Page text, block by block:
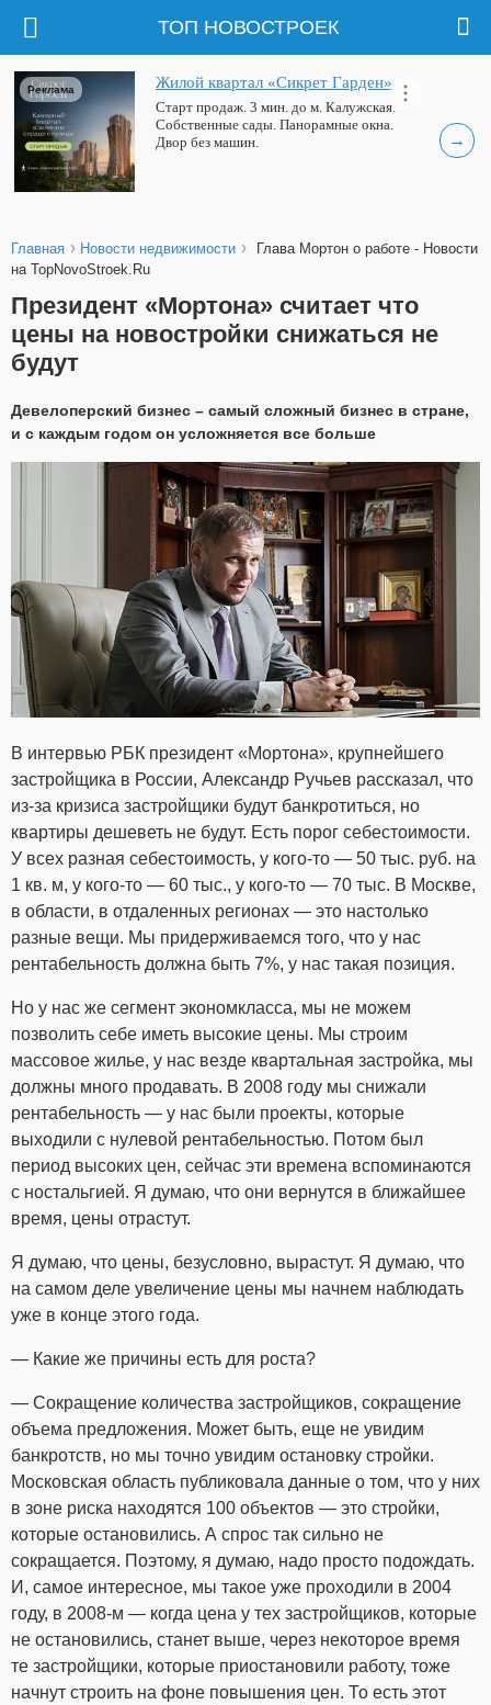
ТОП НОВОСТРОЕК
→
Жилой квартал «Сикрет Гарден»
Старт продаж. 3 мин. до м. Калужская.
Собственные сады. Панорамные окна.
Двор без машин.
Реклама
Главная › Новости недвижимости ›
Глава Мортон о работе - Новости
на TopNovoStroek.Ru
Президент «Мортона» считает что
цены на новостройки снижаться не
будут
Девелоперский бизнес – самый сложный бизнес в стране,
и с каждым годом он усложняется все больше
В интервью РБК президент «Мортона», крупнейшего
застройщика в России, Александр Ручьев рассказал, что
из-за кризиса застройщики будут банкротиться, но
квартиры дешеветь не будут. Есть порог себестоимости.
У всех разная себестоимость, у кого-то — 50 тыс. руб. на
1 кв. м, у кого-то — 60 тыс., у кого-то — 70 тыс. В Москве,
в области, в отдаленных регионах — это настолько
разные вещи. Мы придерживаемся того, что у нас
рентабельность должна быть 7%, у нас такая позиция.
Но у нас же сегмент экономкласса, мы не можем
позволить себе иметь высокие цены. Мы строим
массовое жилье, у нас везде квартальная застройка, мы
должны много продавать. В 2008 году мы снижали
рентабельность — у нас были проекты, которые
выходили с нулевой рентабельностью. Потом был
период высоких цен, сейчас эти времена вспоминаются
с ностальгией. Я думаю, что они вернутся в ближайшее
время, цены отрастут.
Я думаю, что цены, безусловно, вырастут. Я думаю, что
на самом деле увеличение цены мы начнем наблюдать
уже в конце этого года.
— Какие же причины есть для роста?
— Сокращение количества застройщиков, сокращение
объема предложения. Может быть, еще не увидим
банкротств, но мы точно увидим остановку стройки.
Московская область публиковала данные о том, что у них
в зоне риска находятся 100 объектов — это стройки,
которые остановились. А спрос так сильно не
сокращается. Поэтому, я думаю, надо просто подождать.
И, самое интересное, мы такое уже проходили в 2004
году, в 2008-м — когда цена у тех застройщиков, которые
не остановились, станет выше, через некоторое время
те застройщики, которые приостановили работу, тоже
начнут строить на фоне повышения цен. То есть этот